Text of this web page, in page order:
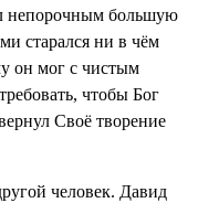
непорочным большую
старался ни в чём
он мог с чистым
чтобы Бог
Своё творение
человек. Давид